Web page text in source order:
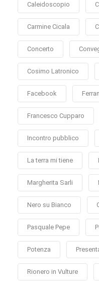
Caleidoscopio
Carmine Cicala
Concerto
Cosimo Latronico
Facebook
Francesco Cupparo
Incontro pubblico
La terra mi tiene
Margherita Sarli
Nero su Bianco
Pasquale Pepe
Potenza
Rionero in Vulture